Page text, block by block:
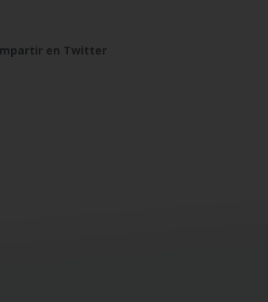
en Twitter